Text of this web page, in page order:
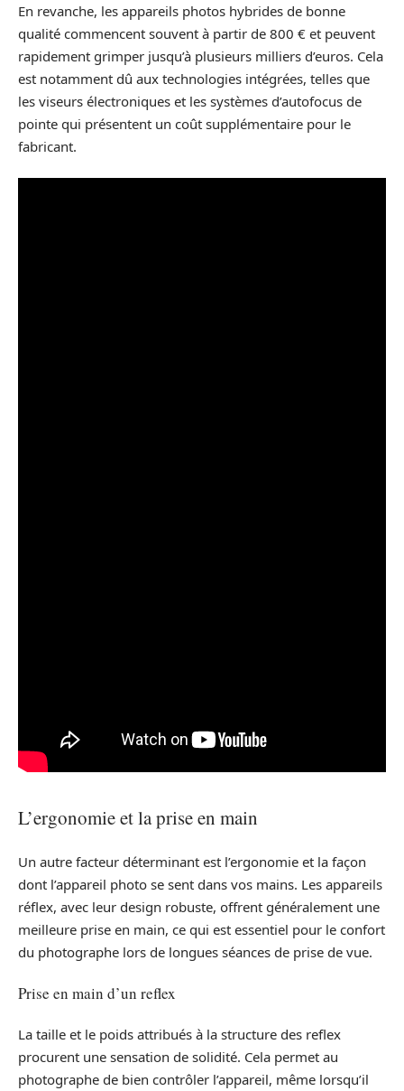
En revanche, les appareils photos hybrides de bonne
qualité commencent souvent à partir de 800 € et peuvent
rapidement grimper jusqu’à plusieurs milliers d’euros. Cela
est notamment dû aux technologies intégrées, telles que
les viseurs électroniques et les systèmes d’autofocus de
pointe qui présentent un coût supplémentaire pour le
fabricant.
L’ergonomie et la prise en main
Un autre facteur déterminant est l’ergonomie et la façon
dont l’appareil photo se sent dans vos mains. Les appareils
réflex, avec leur design robuste, offrent généralement une
meilleure prise en main, ce qui est essentiel pour le confort
du photographe lors de longues séances de prise de vue.
Prise en main d’un reflex
La taille et le poids attribués à la structure des reflex
procurent une sensation de solidité. Cela permet au
photographe de bien contrôler l’appareil, même lorsqu’il